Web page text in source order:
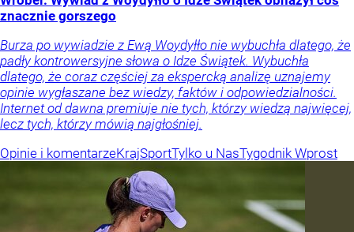
znacznie gorszego
Burza po wywiadzie z Ewą Woydyłło nie wybuchła dlatego, że
padły kontrowersyjne słowa o Idze Świątek. Wybuchła
dlatego, że coraz częściej za ekspercką analizę uznajemy
opinie wygłaszane bez wiedzy, faktów i odpowiedzialności.
Internet od dawna premiuje nie tych, którzy wiedzą najwięcej,
lecz tych, którzy mówią najgłośniej.
Opinie i komentarzeKrajSportTylko u NasTygodnik Wprost